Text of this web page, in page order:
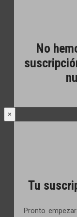
No
×
Tu
Pronto